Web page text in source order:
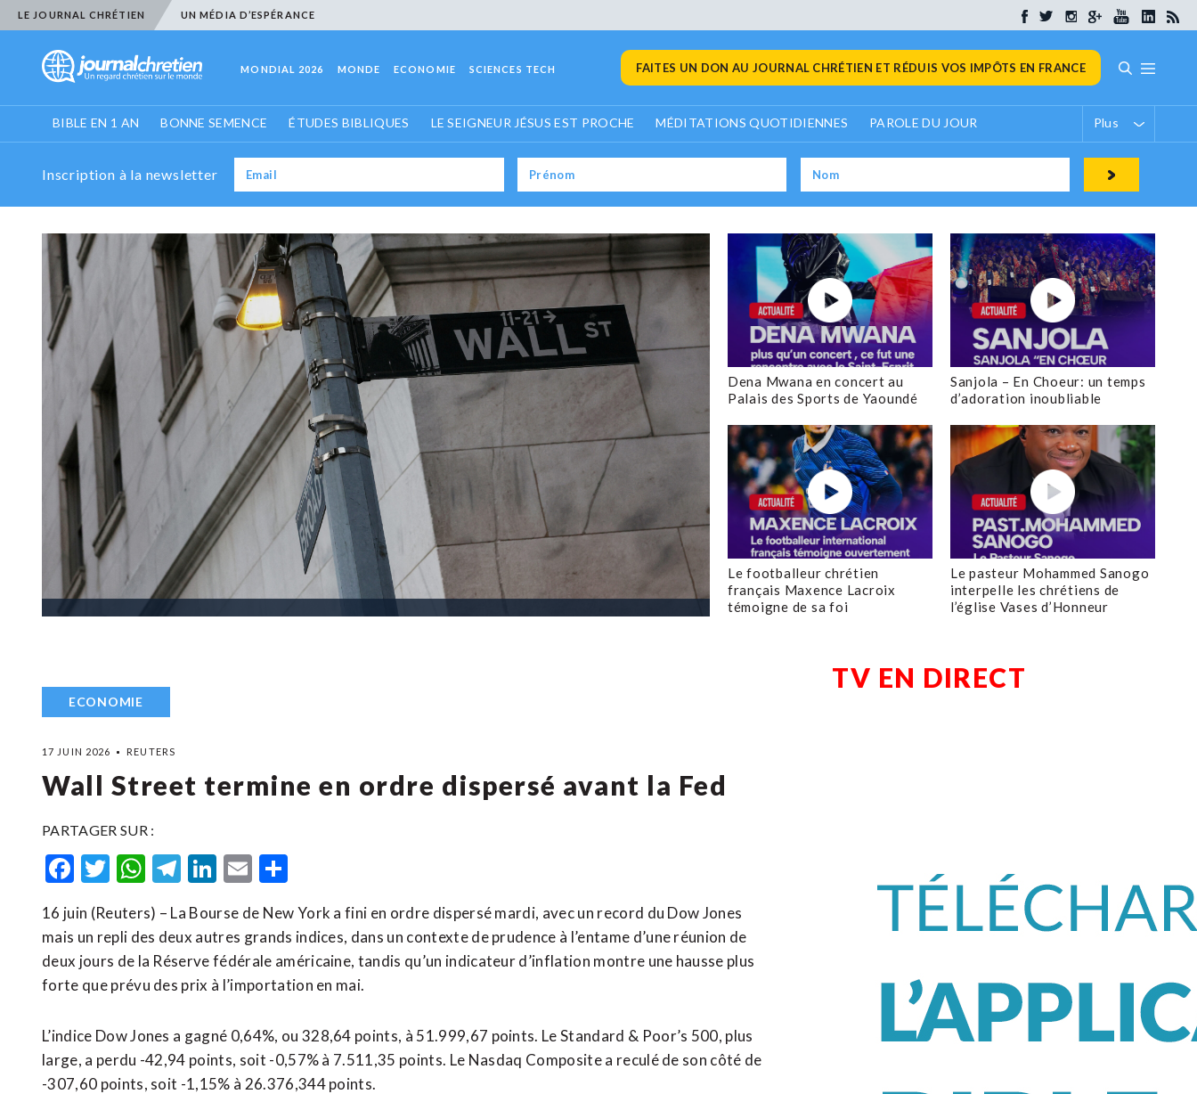
LE JOURNAL CHRÉTIEN UN MÉDIA D’ESPÉRANCE
MONDIAL 2026 MONDE ECONOMIE SCIENCES TECH FAITES UN DON AU JOURNAL CHRÉTIEN ET RÉDUIS VOS IMPÔTS EN FRANCE
BIBLE EN 1 AN BONNE SEMENCE ÉTUDES BIBLIQUES LE SEIGNEUR JÉSUS EST PROCHE MÉDITATIONS QUOTIDIENNES PAROLE DU JOUR Plus
Inscription à la newsletter
Dena Mwana en concert au
Palais des Sports de Yaoundé
Sanjola – En Choeur: un temps
d’adoration inoubliable
Le footballeur chrétien
français Maxence Lacroix
témoigne de sa foi
Le pasteur Mohammed Sanogo
interpelle les chrétiens de
l’église Vases d’Honneur
ECONOMIE
17 JUIN 2026 REUTERS
Wall Street termine en ordre dispersé avant la Fed
PARTAGER SUR :
Facebook
Twitter
WhatsApp
Telegram
LinkedIn
Email
16 juin (Reuters) – La Bourse de New York a fini en ordre dispersé mardi, avec un record du Dow Jones
mais un repli des deux autres grands indices, dans un contexte de prudence à l’entame d’une réunion de
deux jours de la Réserve fédérale américaine, tandis qu’un indicateur d’inflation montre une hausse plus
forte que prévu des prix à l’importation en mai.
L’indice Dow Jones a ​gagné 0,64%, ou 328,64 ‌points, à 51.999,67 points. Le Standard & Poor’s 500, plus
large, a perdu -42,94 ​points, soit -0,57% à 7.511,35 points. Le ⁠Nasdaq Composite a reculé de son côté de
-307,60 points, soit -1,15% à 26.376,344 points.
TV EN DIRECT